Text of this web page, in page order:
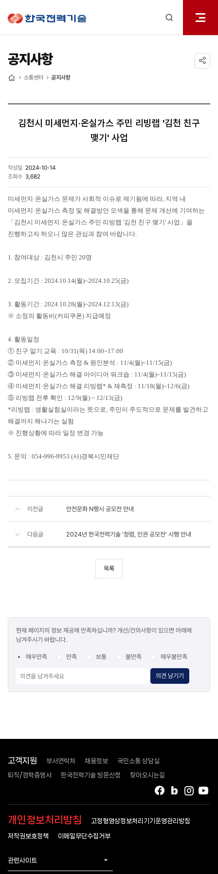
열기
공지사항
소통센터 공지사항
김천시 미세먼지·온실가스 주민 리빙랩 '김천 친구
맺기' 사업
작성일 2024-10-14
조회수 3,682
미세먼지·온실가스 문제가 사회적 이슈로 제기됨에 따라, 지역 내
미세먼지·온실가스 측정 및 해결방안 모색을 통해 문제 개선에 기여하는
「김천시 미세먼지·온실가스 주민 리빙랩 '김천 친구 맺기' 사업」을
진행하고자 하오니 많은 관심과 참여 바랍니다.
1. 참여대상 : 김천시 주민 20명
2. 모집기간 : 2024.10.14(월)~2024.10.25(금)
3. 활동기간 : 2024.10.28(월)~2024.12.13(금)
※ 소정의 활동비(커피쿠폰) 지급예정
4. 활동일정
① 친구 알기 교육 : 10/31(목) 14:00~17:00
② 미세먼지·온실가스 측정 & 원인분석 : 11/4(월)~11/15(금)
③ 미세먼지·온실가스 해결 아이디어 워크숍 : 11/4(월)~11/15(금)
④ 미세먼지·온실가스 해결 리빙랩* & 재측정 : 11/18(월)~12/6(금)
⑤ 리빙랩 전후 확인 : 12/9(월) ~ 12/13(금)
*리빙랩 : 생활실험실이라는 뜻으로, 주민이 주도적으로 문제를 발견하고
해결까지 해나가는 실험
※ 진행상황에 따라 일정 변경 가능
5. 문의 : 054-996-9953 (사)경북시민재단
이전글 안전문화 N행시 공모전 안내
다음글 2024년 한국전력기술 '청렴, 인권 공모전' 시행 안내
목록
만족도
조사
현재 페이지의 정보 제공에 만족하십니까? 개선/건의사항이 있으면 아래에
남겨주시기 바랍니다.
매우만족 만족 보통 불만족 매우불만족
의견 남기기
고객지원 부서연락처 채용정보 국민소통 상담실
퇴직/경력증명서 한국전력기술 방문신청 찾아오시는길
인스
블로그
페이스북
개인정보처리방침 고정형영상정보처리기기운영관리방침
저작권보호정책 이메일무단수집거부
관련사이트